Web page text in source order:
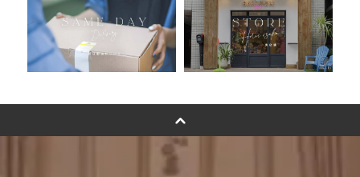
ムーンリットバルーンについて
その他オーダーメイド
バルーンフラワーブーケについて
プリントフォント詳細＆使用例